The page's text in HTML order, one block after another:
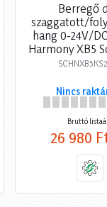
Berregő
szaggatott/
hang 0-24V/
Harmony XB5
Nincs
Bruttó
26 980